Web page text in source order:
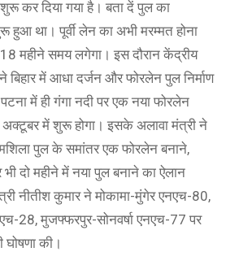
शुरू कर दिया गया है। बता दें पुल का
हुआ था। पूर्वी लेन का अभी मरम्मत होना
महीने समय लगेगा। इस दौरान केंद्रीय
बिहार में आधा दर्जन और फोरलेन पुल निर्माण
में ही गंगा नदी पर एक नया फोरलेन
अक्टूबर में शुरू होगा। इसके अलावा मंत्री ने
पुल के समांतर एक फोरलेन बनाने,
दो महीने में नया पुल बनाने का ऐलान
नीतीश कुमार ने मोकामा-मुंगेर एनएच-80,
28, मुजफ्फरपुर-सोनवर्षा एनएच-77 पर
की।